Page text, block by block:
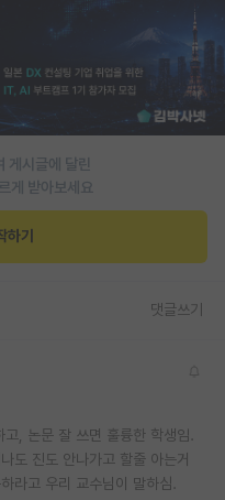
게시글에 달린
게 받아보세요
하기
댓글쓰기
, 논문 잘 쓰면 훌륭한 학생임.
도 진도 안나가고 할줄 아는거
라고 우리 교수님이 말하심.